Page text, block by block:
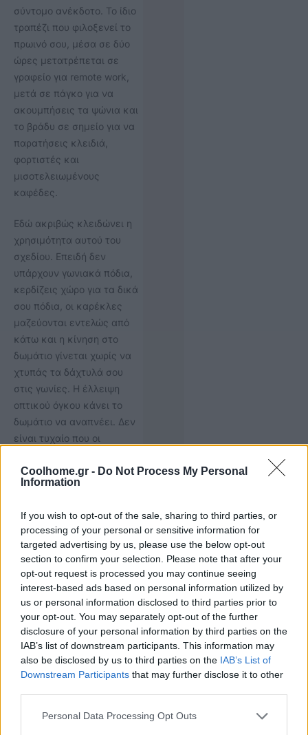
Coolhome.gr - Do Not Process My Personal
Information
If you wish to opt-out of the sale, sharing to third parties, or
processing of your personal or sensitive information for
targeted advertising by us, please use the below opt-out
section to confirm your selection. Please note that after your
opt-out request is processed you may continue seeing
interest-based ads based on personal information utilized by
us or personal information disclosed to third parties prior to
your opt-out. You may separately opt-out of the further
disclosure of your personal information by third parties on the
IAB’s list of downstream participants. This information may
also be disclosed by us to third parties on the IAB’s List of
Downstream Participants that may further disclose it to other
Personal Data Processing Opt Outs
σύντομο ανέκδοτο. Το ίδιο
τραπέζι που φιλοξενεί το
πρωινό σου, μέσα σε δύο
ώρες μετατρέπεται σε
γραφείο για remote work,
μετά σε πάγκο για να
ακουμπήσεις τα ψώνια και
το βράδυ σε σημείο για να
παρατήσεις κλειδιά,
φορτιστές και
μισοτελειωμένους
καφέδες.
Εδώ ακριβώς κλειδώνει η
χρησιμότητα αυτού του
σχεδίου. Επειδή δεν
υπάρχουν γωνιακά πόδια,
κερδίζεις χώρο για τα δικά
σου πόδια, οι καρέκλες
μαζεύονται εντελώς από
κάτω και η κίνηση στο
δωμάτιο γίνεται χωρίς να
χτυπάς τα δάχτυλά σου
στις γωνίες. Η έλλειψη
οπτικού όγκου κάνει το
δωμάτιο να αναπνέει. Δεν
είναι τυχαίο που οι
designers προτείνουν να το
συνδυάζεις με
καρέκλες. Έτσι το
αποτέλεσμα δείχνει
λιγότερο στημένο, σαν να
προέκυψε φυσικά.